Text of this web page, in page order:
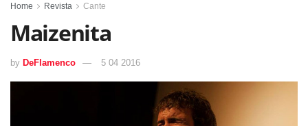
Home Revista Cante
Maizenita
by DeFlamenco 5 04 2016